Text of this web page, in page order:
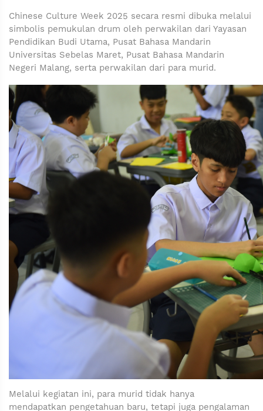
Chinese Culture Week 2025 secara resmi dibuka melalui
simbolis pemukulan drum oleh perwakilan dari Yayasan
Pendidikan Budi Utama, Pusat Bahasa Mandarin
Universitas Sebelas Maret, Pusat Bahasa Mandarin
Negeri Malang, serta perwakilan dari para murid.
Melalui kegiatan ini, para murid tidak hanya
mendapatkan pengetahuan baru, tetapi juga pengalaman